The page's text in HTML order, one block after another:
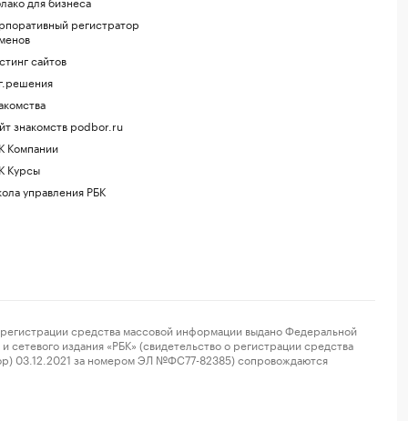
регистратор
сайтов
знакомств podbor.ru
Компании
Курсы
управления РБК
средства массовой информации выдано Федеральной
издания «РБК» (свидетельство о регистрации средства
03.12.2021 за номером ЭЛ №ФС77-82385) сопровождаются